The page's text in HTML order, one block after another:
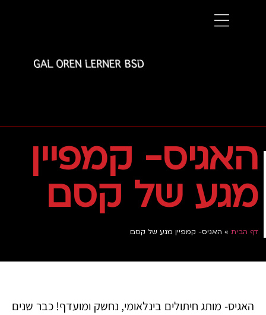
האגיס- קמפיין
מגע של קסם
דף הבית » האגיס- קמפיין מגע של קסם
האגיס- מותג חיתולים בינלאומי, נחשק ומועדף! כבר שנים